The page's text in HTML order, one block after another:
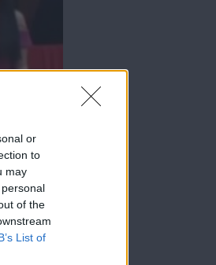
or
to
may
of the
List of